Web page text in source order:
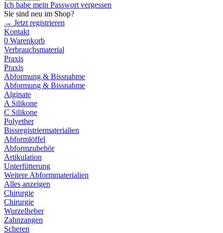
Ich habe mein Passwort vergessen
Sie sind neu im Shop?
→ Jetzt registrieren
Kontakt
0 Warenkorb
Verbrauchsmaterial
Praxis
Praxis
Abformung & Bissnahme
Abformung & Bissnahme
Alginate
A Silikone
C Silikone
Polyether
Bissregistriermaterialien
Abformlöffel
Abformzubehör
Artikulation
Unterfütterung
Weitere Abformmaterialien
Alles anzeigen
Chirurgie
Chirurgie
Wurzelheber
Zahnzangen
Scheren